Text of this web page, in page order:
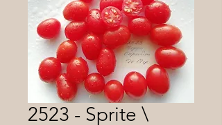
2523 - Sprite \